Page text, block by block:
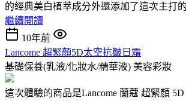
的經典美白植萃成分外還添加了這次主打
繼續閱讀
10年前
Lancome 超緊顏5D太空抗皺日霜
基礎保養(乳液/化妝水/精華液) 美容彩妝
這次體驗的商品是Lancome 蘭蔻 超緊顏